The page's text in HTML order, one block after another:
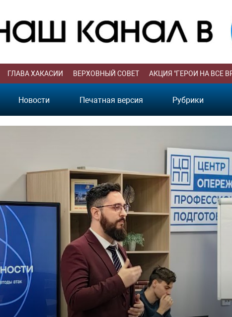
ГЛАВА ХАКАСИИ ВЕРХОВНЫЙ СОВЕТ АКЦИЯ "ГЕРОИ НА ВСЕ
Новости Печатная версия Рубрики